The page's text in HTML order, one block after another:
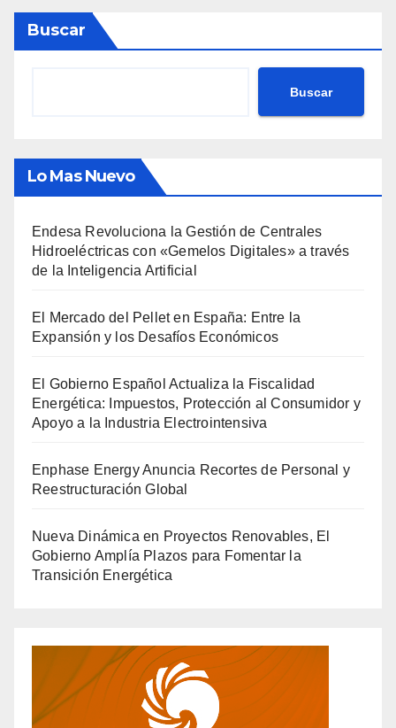
Buscar
Buscar
Lo Mas Nuevo
Endesa Revoluciona la Gestión de Centrales
Hidroeléctricas con «Gemelos Digitales» a través
de la Inteligencia Artificial
El Mercado del Pellet en España: Entre la
Expansión y los Desafíos Económicos
El Gobierno Español Actualiza la Fiscalidad
Energética: Impuestos, Protección al Consumidor y
Apoyo a la Industria Electrointensiva
Enphase Energy Anuncia Recortes de Personal y
Reestructuración Global
Nueva Dinámica en Proyectos Renovables, El
Gobierno Amplía Plazos para Fomentar la
Transición Energética